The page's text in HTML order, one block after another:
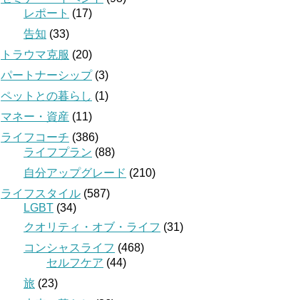
レポート (17)
告知 (33)
トラウマ克服 (20)
パートナーシップ(3)
ペットとの暮らし (1)
マネー・資産 (11)
ライフコーチ (386)
ライフプラン (88)
自分アップグレード (210)
ライフスタイル (587)
LGBT (34)
クオリティ・オブ・ライフ (31)
コンシャスライフ (468)
セルフケア (44)
旅 (23)